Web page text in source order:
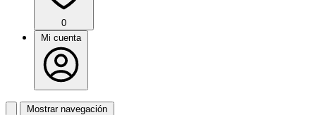
0
Mi cuenta
Mostrar navegación